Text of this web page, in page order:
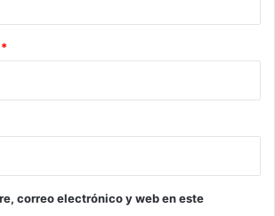
*
correo electrónico y web en este